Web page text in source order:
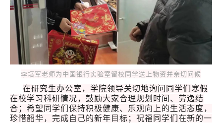
李培军老师为中国银行实验室留校同学送上物资并亲切问候
在研究生办公室，学院领导关切地询问同学们寒假
在校学习科研情况，鼓励大家合理规划时间、劳逸结
合；希望同学们保持积极健康、乐观向上的生活态度，
珍惜韶华，完成自己的新年目标；祝福同学们在新的一